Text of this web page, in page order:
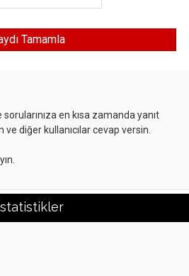
en kısa zamanda yanıt
diğer kullanıcılar cevap versin.